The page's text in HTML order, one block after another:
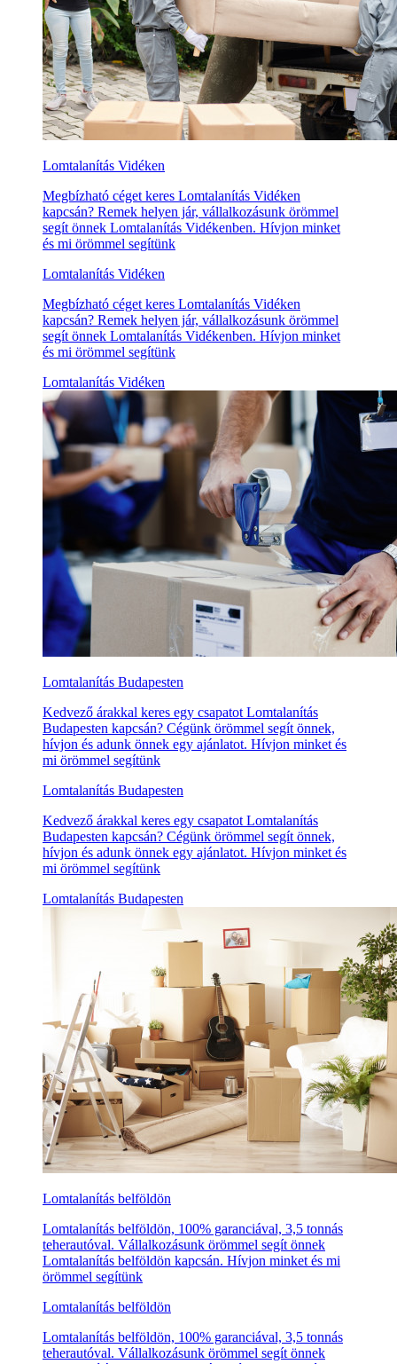
Lomtalanítás Vidéken
Megbízható céget keres Lomtalanítás Vidéken
kapcsán? Remek helyen jár, vállalkozásunk örömmel
segít önnek Lomtalanítás Vidékenben. Hívjon minket
és mi örömmel segítünk
Lomtalanítás Vidéken
Megbízható céget keres Lomtalanítás Vidéken
kapcsán? Remek helyen jár, vállalkozásunk örömmel
segít önnek Lomtalanítás Vidékenben. Hívjon minket
és mi örömmel segítünk
Lomtalanítás Vidéken
Lomtalanítás Budapesten
Kedvező árakkal keres egy csapatot Lomtalanítás
Budapesten kapcsán? Cégünk örömmel segít önnek,
hívjon és adunk önnek egy ajánlatot. Hívjon minket és
mi örömmel segítünk
Lomtalanítás Budapesten
Kedvező árakkal keres egy csapatot Lomtalanítás
Budapesten kapcsán? Cégünk örömmel segít önnek,
hívjon és adunk önnek egy ajánlatot. Hívjon minket és
mi örömmel segítünk
Lomtalanítás Budapesten
Lomtalanítás belföldön
Lomtalanítás belföldön, 100% garanciával, 3,5 tonnás
teherautóval. Vállalkozásunk örömmel segít önnek
Lomtalanítás belföldön kapcsán. Hívjon minket és mi
örömmel segítünk
Lomtalanítás belföldön
Lomtalanítás belföldön, 100% garanciával, 3,5 tonnás
teherautóval. Vállalkozásunk örömmel segít önnek